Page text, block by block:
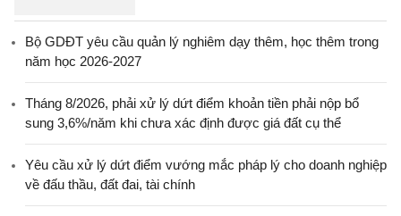
Bộ GDĐT yêu cầu quản lý nghiêm dạy thêm, học thêm trong
năm học 2026-2027
Tháng 8/2026, phải xử lý dứt điểm khoản tiền phải nộp bổ
sung 3,6%/năm khi chưa xác định được giá đất cụ thể
Yêu cầu xử lý dứt điểm vướng mắc pháp lý cho doanh nghiệp
về đấu thầu, đất đai, tài chính